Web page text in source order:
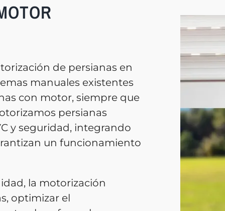
de persianas en
manuales existentes
con motor, siempre que
persianas
y seguridad, integrando
un funcionamiento
la motorización
optimizar el